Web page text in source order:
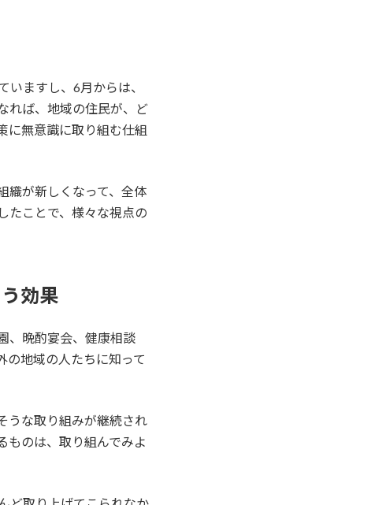
ますし、6月からは、
れば、地域の住民が、ど
に無意識に取り組む仕組
織が新しくなって、全体
たことで、様々な視点の
効果
、晩酌宴会、健康相談
の地域の人たちに知って
うな取り組みが継続され
ものは、取り組んでみよ